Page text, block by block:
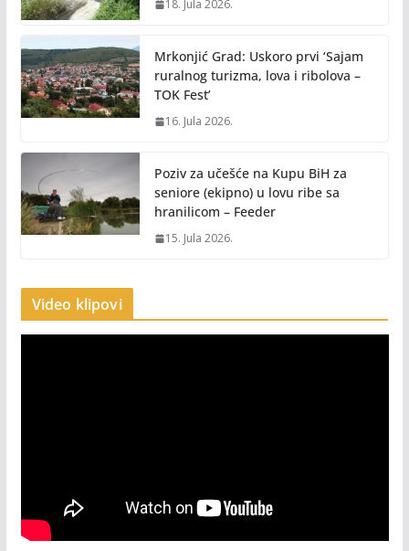
18. Jula 2026.
Mrkonjić Grad: Uskoro prvi ‘Sajam
ruralnog turizma, lova i ribolova –
TOK Fest’
16. Jula 2026.
Poziv za učešće na Kupu BiH za
seniore (ekipno) u lovu ribe sa
hranilicom – Feeder
15. Jula 2026.
Video klipovi